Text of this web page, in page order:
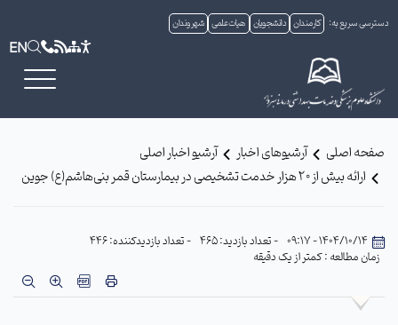
دسترسی سریع به: کارمندان دانشجویان هیات علمی شهروندان
EN
صفحه اصلی آرشیوهای اخبار
آرشیو اخبار اصلی
ارائه بیش از ۲۰ هزار خدمت تشخیصی در بیمارستان قمر بنی‌هاشم(ع) جوین
1404/10/14 - 09:17 - تعداد بازدید: 465
- تعداد بازدیدکننده: 446
زمان مطالعه : کمتر از یک دقیقه